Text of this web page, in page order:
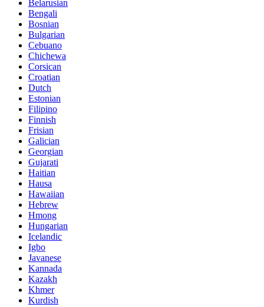
Belarusian
Bengali
Bosnian
Bulgarian
Cebuano
Chichewa
Corsican
Croatian
Dutch
Estonian
Filipino
Finnish
Frisian
Galician
Georgian
Gujarati
Haitian
Hausa
Hawaiian
Hebrew
Hmong
Hungarian
Icelandic
Igbo
Javanese
Kannada
Kazakh
Khmer
Kurdish